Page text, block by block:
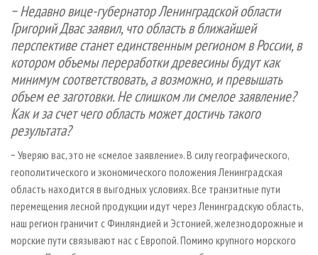
− Недавно вице-губернатор Ленинградской области
Григорий Двас заявил, что область в ближайшей
перспективе станет единственным регионом в России, в
котором объемы переработки древесины будут как
минимум соответствовать, а возможно, и превышать
объем ее заготовки. Не слишком ли смелое заявление?
Как и за счет чего область может достичь такого
результата?
− Уверяю вас, это не «смелое заявление». В силу географического,
геополитического и экономического положения Ленинградская
область находится в выгодных условиях. Все транзитные пути
перемещения лесной продукции идут через Ленинградскую область,
наш регион граничит с Финляндией и Эстонией, железнодорожные и
морские пути связывают нас с Европой. Помимо крупного морского